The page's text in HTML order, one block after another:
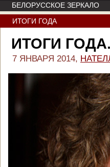
БЕЛОРУССКОЕ ЗЕРКАЛО
ИТОГИ ГОДА
ИТОГИ
7 ЯНВАРЯ 2014,